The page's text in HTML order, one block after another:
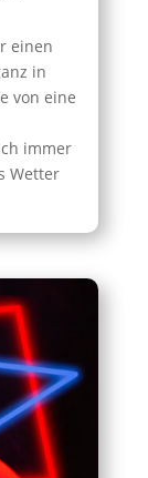
einen
in
von eine
immer
Wetter